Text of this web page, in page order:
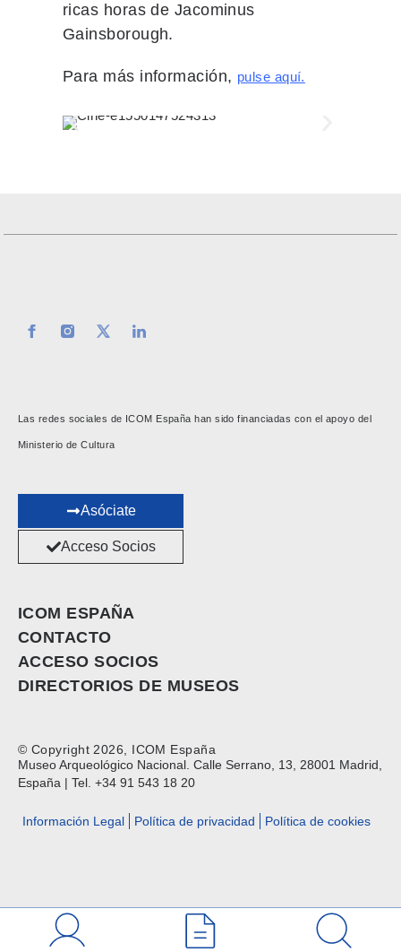
ricas horas de Jacominus
Gainsborough.
Para más información, pulse aquí.
Las redes sociales de ICOM España han sido financiadas con el apoyo del
Ministerio de Cultura
Asóciate
Acceso Socios
ICOM ESPAÑA
CONTACTO
ACCESO SOCIOS
DIRECTORIOS DE MUSEOS
© Copyright 2026, ICOM España
Museo Arqueológico Nacional. Calle Serrano, 13, 28001 Madrid,
España | Tel. +34 91 543 18 20
Información Legal Política de privacidad Política de cookies